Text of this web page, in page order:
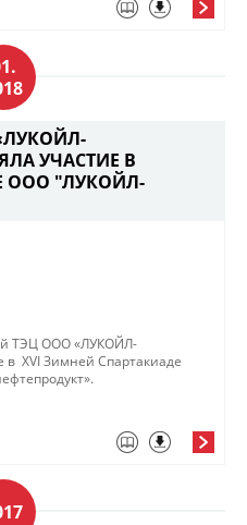
УЧАСТИЕ В
ООО "ЛУКОЙЛ-
ТЭЦ ООО «ЛУКОЙЛ-
в ХVI Зимней Спартакиаде